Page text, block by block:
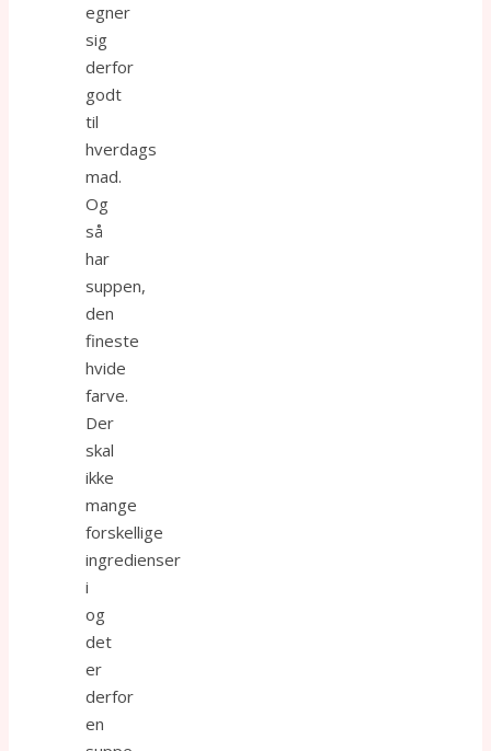
egner
sig
derfor
godt
til
hverdags
mad.
Og
så
har
suppen,
den
fineste
hvide
farve.
Der
skal
ikke
mange
forskellige
ingredienser
i
og
det
er
derfor
en